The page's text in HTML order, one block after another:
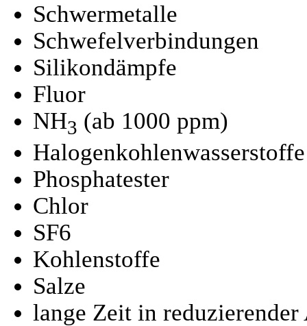
Schwermetalle
Schwefelverbindungen
Silikondämpfe
Fluor
NH3 (ab 1000 ppm)
Phosphatester
Chlor
SF6
Kohlenstoffe
Salze
lange Zeit in reduzierender